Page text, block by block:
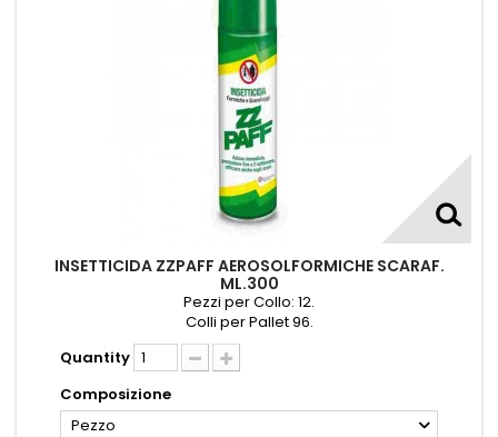
INSETTICIDA ZZPAFF AEROSOLFORMICHE SCARAF.
ML.300
Pezzi per Collo: 12.
Colli per Pallet 96.
Quantity
Composizione
Pezzo